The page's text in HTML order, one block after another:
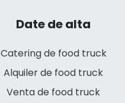
Date de alta
Catering de food truck
Alquiler de food truck
Venta de food truck